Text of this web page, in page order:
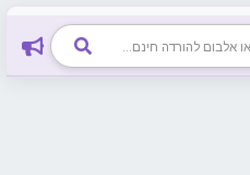
אלבום להורדה חינם